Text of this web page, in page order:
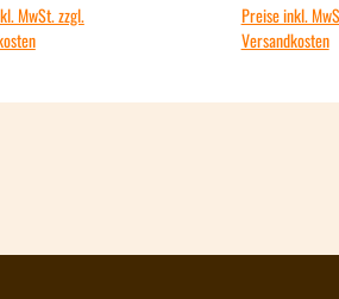
MwSt. zzgl.
Preise inkl.
Versandkosten